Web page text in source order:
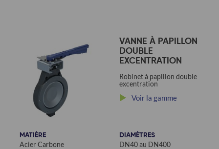
VANNE À PAPILLON
DOUBLE
EXCENTRATION
Robinet à papillon double
excentration
Voir la gamme
MATIÈRE
Acier Carbone
DIAMÈTRES
DN40 au DN400